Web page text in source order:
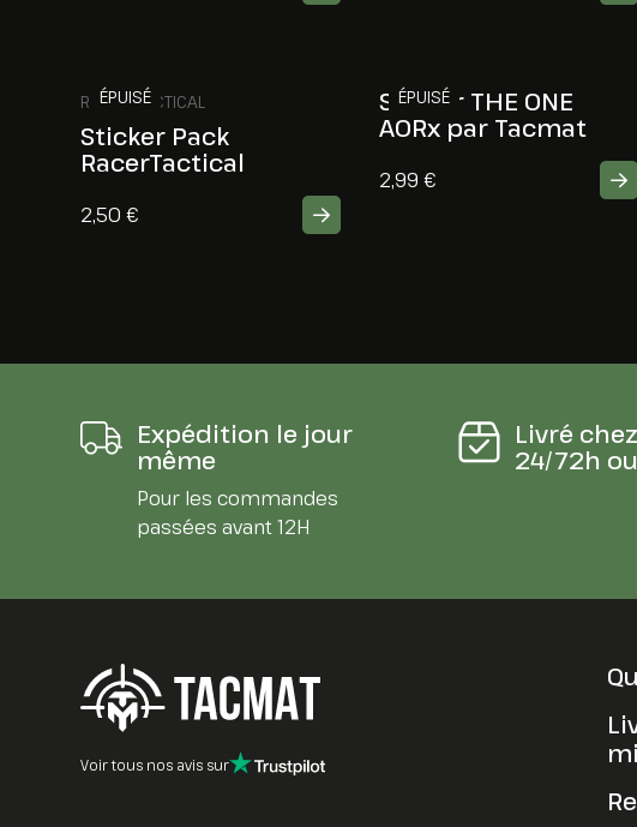
ÉPUISÉ
RACER TACTICAL
Sticker Pack
RacerTactical
2,50€
ÉPUISÉ
Sticker THE ONE
AORx par Tacmat
2,99 €
Expédition le jour
même
Pour les commandes
passées avant 12H
Livré
24/72h
Voir tous nos avis sur